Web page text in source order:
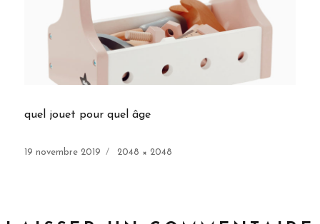
quel jouet pour quel âge
Publié
19 novembre 2019
Taille
2048 × 2048